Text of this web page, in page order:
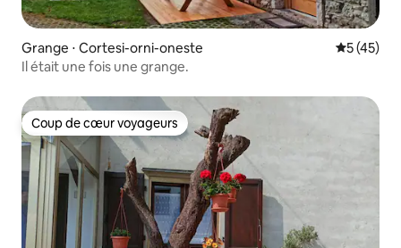
Grange ⋅ Cortesi-orni-oneste
5 (45)
Il était une fois une grange.
Coup de cœur voyageurs
Coup de cœur voyageurs